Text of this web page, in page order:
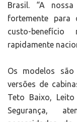
Brasil. “A
fortemente para
custo-
rapidamente
Os modelos
versões de
Teto Baixo,
Segurança,